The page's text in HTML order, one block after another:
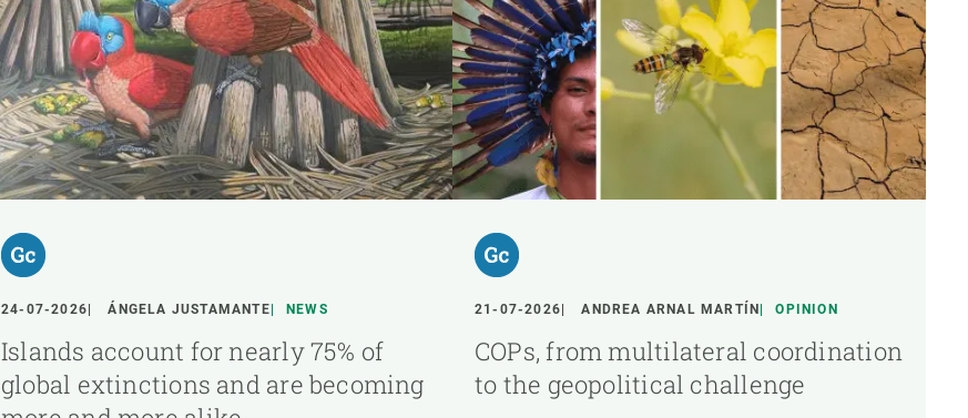
24-07-2026 ÁNGELA JUSTAMANTE NEWS
Islands account for nearly 75% of
global extinctions and are becoming
21-07-2026 ANDREA ARNAL MARTÍN OPINION
COPs, from multilateral coordination
to the geopolitical challenge